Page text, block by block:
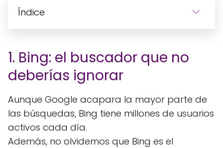
Índice
1. Bing: el buscador que no
deberías ignorar
Aunque Google acapara la mayor parte de
las búsquedas, Bing tiene millones de usuarios
activos cada día.
Además, no olvidemos que Bing es el